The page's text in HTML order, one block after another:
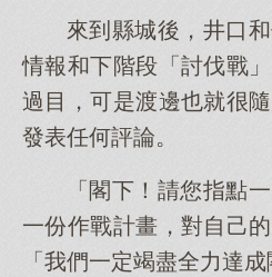
來到縣城後，井口
情報和下階段「討伐戰
過目，可是渡邊也就很
發表任何評論。
「閣下！請您指點
一份作戰計畫，對自己
「我們一定竭盡全力達